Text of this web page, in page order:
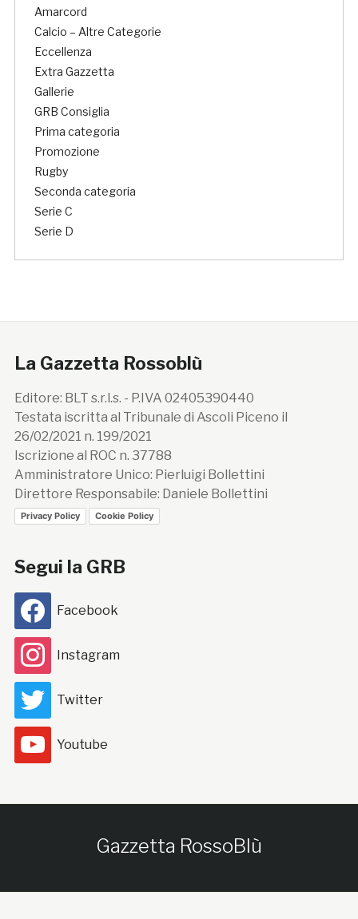
Amarcord
Calcio – Altre Categorie
Eccellenza
Extra Gazzetta
Gallerie
GRB Consiglia
Prima categoria
Promozione
Rugby
Seconda categoria
Serie C
Serie D
La Gazzetta Rossoblù
Editore: BLT s.r.l.s. - P.IVA 02405390440
Testata iscritta al Tribunale di Ascoli Piceno il
26/02/2021 n. 199/2021
Iscrizione al ROC n. 37788
Amministratore Unico: Pierluigi Bollettini
Direttore Responsabile: Daniele Bollettini
Privacy Policy Cookie Policy
Segui la GRB
Facebook
Instagram
Twitter
Youtube
Gazzetta RossoBlù